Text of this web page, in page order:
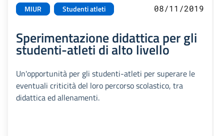
MIUR Studenti atleti 08/11/2019
Sperimentazione didattica per gli
studenti-atleti di alto livello
Un'opportunità per gli studenti-atleti per superare le
eventuali criticità del loro percorso scolastico, tra
didattica ed allenamenti.